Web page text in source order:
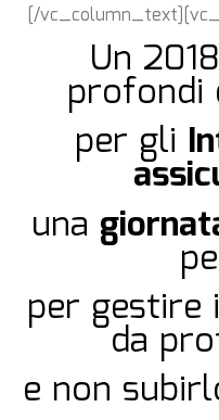
[/
Un
profondi
per gli
una
per gestire
da
e non